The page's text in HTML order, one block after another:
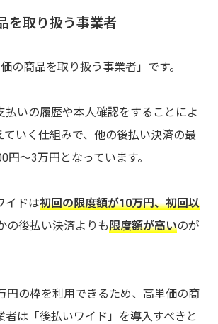
を取り扱う事業者
の商品を取り扱う事業者」です。
払いの履歴や本人確認をすることによ
ていく仕組みで、他の後払い決済の最
円～3万円となっています。
イドは初回の限度額が10万円、初回以
の後払い決済よりも限度額が高いのが
円の枠を利用できるため、高単価の商
者は「後払いワイド」を導入すべきと